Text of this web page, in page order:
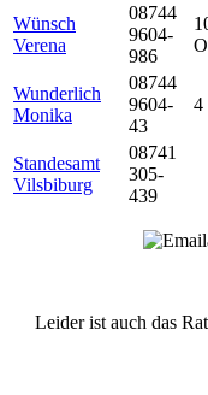
Wünsch
Verena
08744
9604-
986
Wunderlich
Monika
08744
9604-
43
4
Standesamt
Vilsbiburg
08741
305-
439
Leider ist auch das